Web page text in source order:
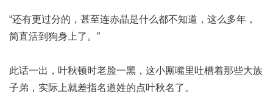
“还有更过分的，甚至连赤晶是什么都不知道，这么多年，
简直活到狗身上了。”
此话一出，叶秋顿时老脸一黑，这小厮嘴里吐槽着那些大族
子弟，实际上就差指名道姓的点叶秋名了。